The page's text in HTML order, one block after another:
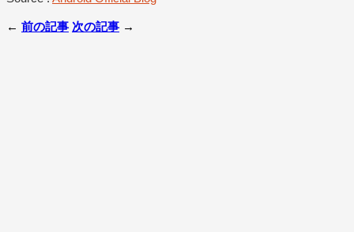
← 前の記事 次の記事 →